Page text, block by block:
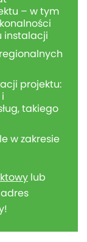
– w tym
instalacji
projektu:
takiego
w zakresie
lub